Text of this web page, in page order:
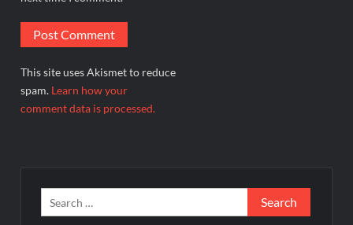
This site uses Akismet to reduce
spam. Learn how your
comment data is processed.
Search
for: